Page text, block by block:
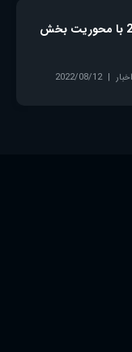
تریلر جدید فیفا 23 با محوریت بخش
اخبار
2022/08/12